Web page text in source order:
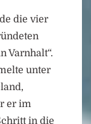
die vier
Varnhalt“.
unter
er im
in die